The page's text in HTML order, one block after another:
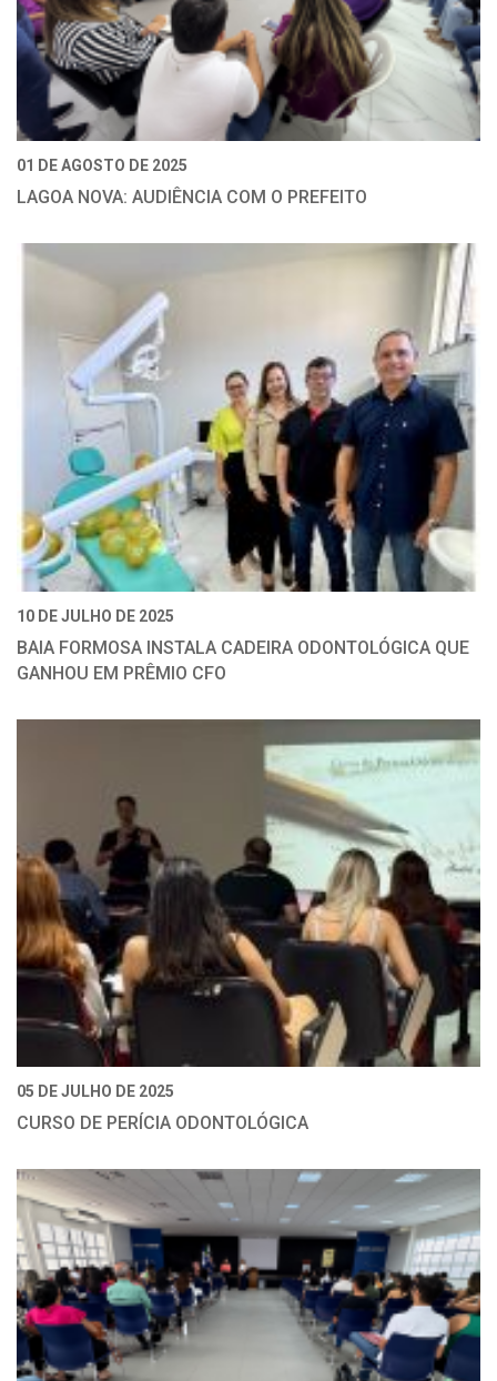
01 DE AGOSTO DE 2025
LAGOA NOVA: AUDIÊNCIA COM O PREFEITO
10 DE JULHO DE 2025
BAIA FORMOSA INSTALA CADEIRA ODONTOLÓGICA QUE
GANHOU EM PRÊMIO CFO
05 DE JULHO DE 2025
CURSO DE PERÍCIA ODONTOLÓGICA